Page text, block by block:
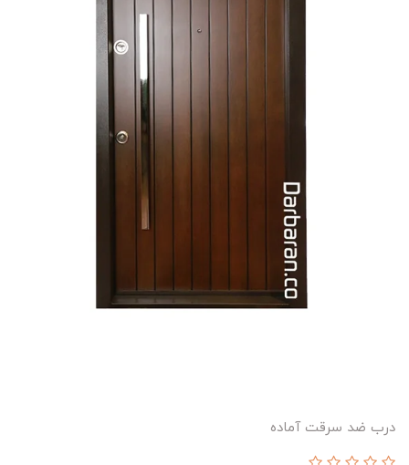
درب ضد سرقت آماده